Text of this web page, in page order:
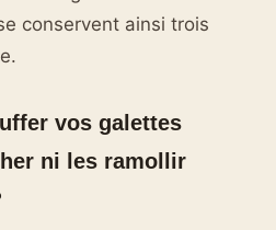
conservent ainsi trois
vos galettes
ni les ramollir